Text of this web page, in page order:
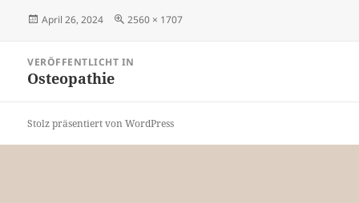
Veröffentlicht
April 26, 2024 Originalgröße
2560 × 1707
VERÖFFENTLICHT IN
Osteopathie
Stolz präsentiert von WordPress